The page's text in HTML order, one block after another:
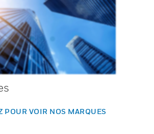
POUR VOIR NOS MARQUES